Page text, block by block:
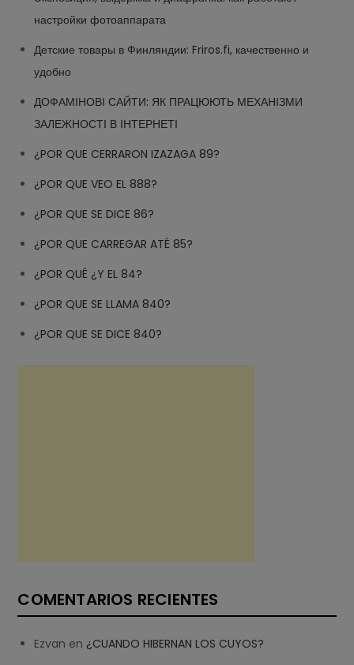
настройки фотоаппарата
Детские товары в Финляндии: Friros.fi, качественно и
удобно
ДОФАМІНОВІ САЙТИ: ЯК ПРАЦЮЮТЬ МЕХАНІЗМИ
ЗАЛЕЖНОСТІ В ІНТЕРНЕТІ
¿POR QUE CERRARON IZAZAGA 89?
¿POR QUE VEO EL 888?
¿POR QUE SE DICE 86?
¿POR QUE CARREGAR ATÉ 85?
¿POR QUÉ ¿Y EL 84?
¿POR QUE SE LLAMA 840?
¿POR QUE SE DICE 840?
COMENTARIOS RECIENTES
Ezvan en ¿CUANDO HIBERNAN LOS CUYOS?